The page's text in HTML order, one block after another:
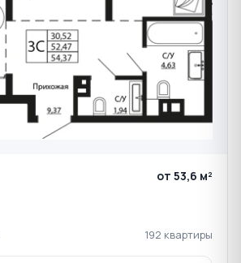
от 53,6 м²
192 квартиры